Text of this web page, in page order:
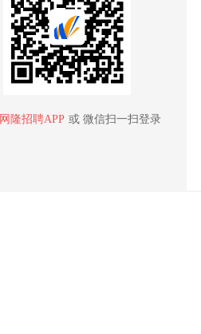
网隆招聘APP 或 微信扫一扫登录